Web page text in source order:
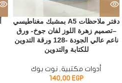
دفتر ملاحظات A5 بمشبك مغناطيسي
–تصميم زهرة اللوز لفان جوخ- ورق
ناعم عالي الجودة -128 ورقة التدوين
للكتابة والتدوين
أدوات مكتبية, نوت بوك
140,00 EGP